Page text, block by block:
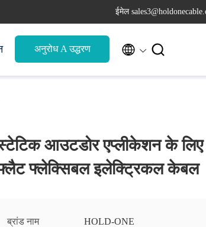
ईमेल
अनुरोध A उद्धरण  
आउटडोर एप्लीकेशन के लिए
फ्लेक्सिबल इलेक्ट्रिकल केबल
ब्रांड नाम HOLD-ONE